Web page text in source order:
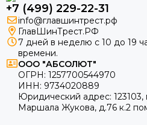
+7 (499) 229-22-31
info@главшинтрест.рф
ГлавШинТрест.РФ
7 дней в неделю с 10 до 19
времени.
ООО "АБСОЛЮТ"
ОГРН: 1257700544970
ИНН: 9734020889
Юридический адрес: 123103,
Маршала Жукова, д.76 к.2